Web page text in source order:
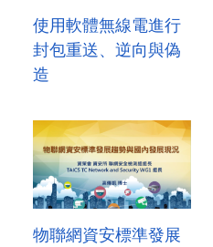
使用軟體無線電進行
封包重送、逆向與偽
造
物聯網資安標準發展